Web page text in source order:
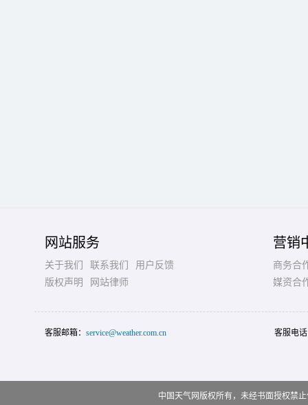
网站服务
关于我们 联系我们
用户反馈
版权声明
网站律师
营销
商务合
媒资合
客服邮箱： service@weather.com.cn 客服电
中国天气网版权所有，未经书面授权